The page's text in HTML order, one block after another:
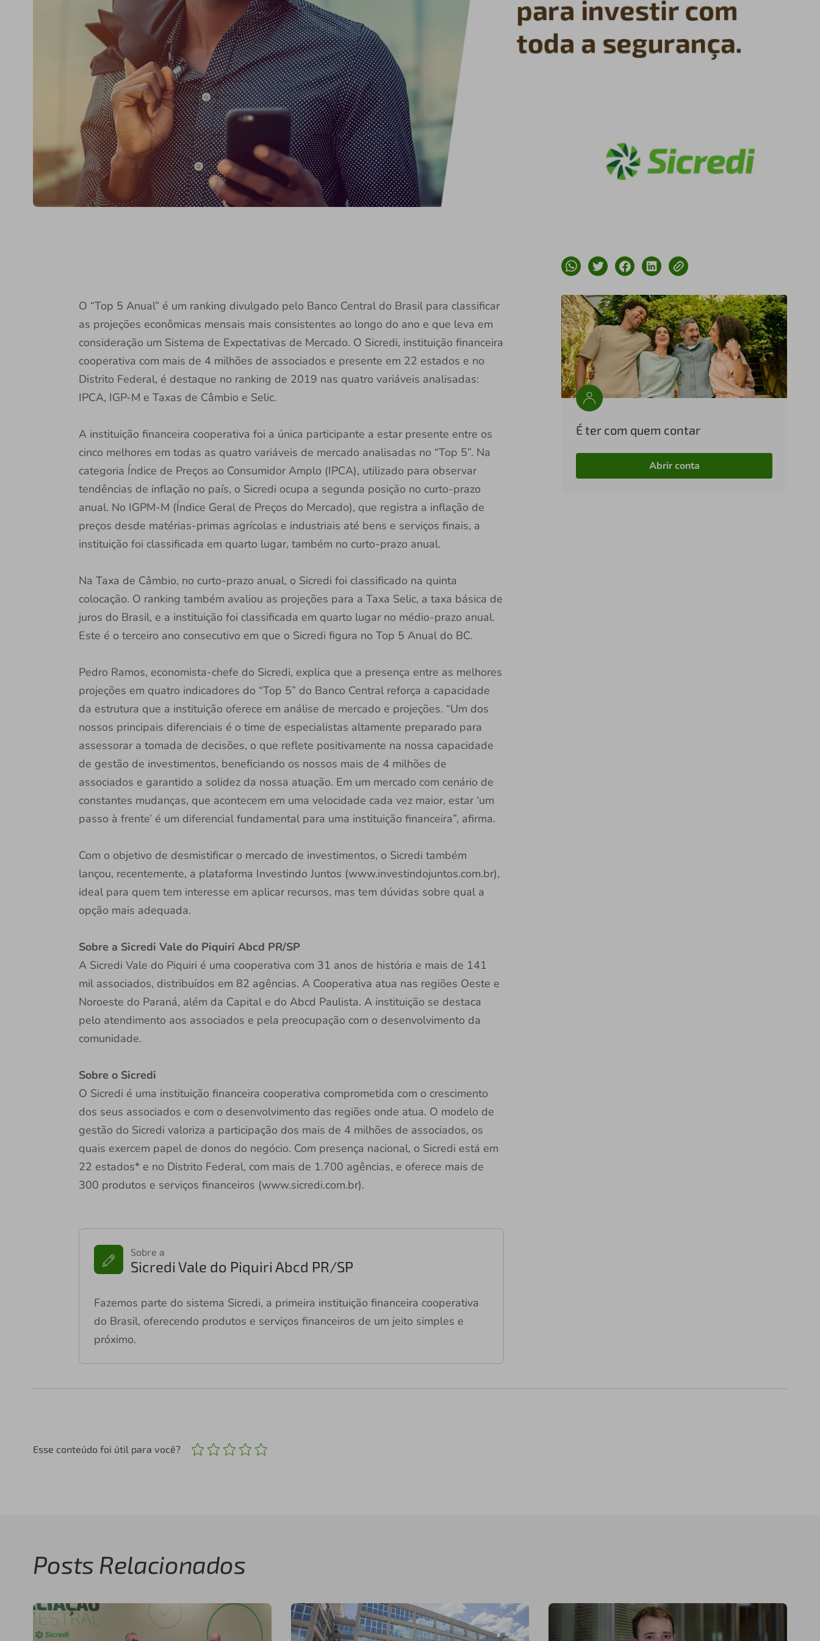
O “Top 5 Anual” é um ranking divulgado pelo Banco Central do Brasil para classificar
as projeções econômicas mensais mais consistentes ao longo do ano e que leva em
consideração um Sistema de Expectativas de Mercado. O Sicredi, instituição financeira
cooperativa com mais de 4 milhões de associados e presente em 22 estados e no
Distrito Federal, é destaque no ranking de 2019 nas quatro variáveis analisadas:
IPCA, IGP-M e Taxas de Câmbio e Selic.
A instituição financeira cooperativa foi a única participante a estar presente entre os
cinco melhores em todas as quatro variáveis de mercado analisadas no “Top 5”. Na
categoria Índice de Preços ao Consumidor Amplo (IPCA), utilizado para observar
tendências de inflação no país, o Sicredi ocupa a segunda posição no curto-prazo
anual. No IGPM-M (Índice Geral de Preços do Mercado), que registra a inflação de
preços desde matérias-primas agrícolas e industriais até bens e serviços finais, a
instituição foi classificada em quarto lugar, também no curto-prazo anual.
Na Taxa de Câmbio, no curto-prazo anual, o Sicredi foi classificado na quinta
colocação. O ranking também avaliou as projeções para a Taxa Selic, a taxa básica de
juros do Brasil, e a instituição foi classificada em quarto lugar no médio-prazo anual.
Este é o terceiro ano consecutivo em que o Sicredi figura no Top 5 Anual do BC.
Pedro Ramos, economista-chefe do Sicredi, explica que a presença entre as melhores
projeções em quatro indicadores do “Top 5” do Banco Central reforça a capacidade
da estrutura que a instituição oferece em análise de mercado e projeções. “Um dos
nossos principais diferenciais é o time de especialistas altamente preparado para
assessorar a tomada de decisões, o que reflete positivamente na nossa capacidade
de gestão de investimentos, beneficiando os nossos mais de 4 milhões de
associados e garantido a solidez da nossa atuação. Em um mercado com cenário de
constantes mudanças, que acontecem em uma velocidade cada vez maior, estar ‘um
passo à frente’ é um diferencial fundamental para uma instituição financeira”, afirma.
Com o objetivo de desmistificar o mercado de investimentos, o Sicredi também
lançou, recentemente, a plataforma Investindo Juntos (www.investindojuntos.com.br),
ideal para quem tem interesse em aplicar recursos, mas tem dúvidas sobre qual a
opção mais adequada.
Sobre a Sicredi Vale do Piquiri Abcd PR/SP
A Sicredi Vale do Piquiri é uma cooperativa com 31 anos de história e mais de 141
mil associados, distribuídos em 82 agências. A Cooperativa atua nas regiões Oeste e
Noroeste do Paraná, além da Capital e do Abcd Paulista. A instituição se destaca
pelo atendimento aos associados e pela preocupação com o desenvolvimento da
comunidade.
Sobre o Sicredi
O Sicredi é uma instituição financeira cooperativa comprometida com o crescimento
dos seus associados e com o desenvolvimento das regiões onde atua. O modelo de
gestão do Sicredi valoriza a participação dos mais de 4 milhões de associados, os
quais exercem papel de donos do negócio. Com presença nacional, o Sicredi está em
22 estados* e no Distrito Federal, com mais de 1.700 agências, e oferece mais de
300 produtos e serviços financeiros (www.sicredi.com.br).
Sobre a
Sicredi Vale do Piquiri Abcd PR/SP
Fazemos parte do sistema Sicredi, a primeira instituição financeira cooperativa
do Brasil, oferecendo produtos e serviços financeiros de um jeito simples e
próximo.
É ter com quem contar
Abrir conta
Esse conteúdo foi útil para você?
Posts Relacionados